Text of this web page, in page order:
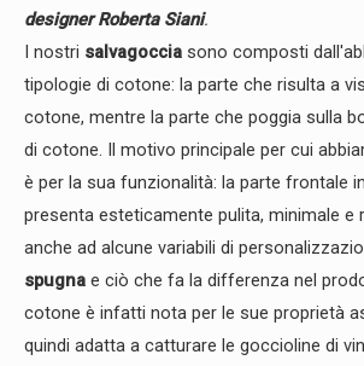
designer Roberta Siani.
I nostri salvagoccia sono composti
tipologie di cotone: la parte che risulta a
cotone, mentre la parte che poggia sulla
di cotone. Il motivo principale per cui
è per la sua funzionalità: la parte frontale
presenta esteticamente pulita, minimale e
anche ad alcune variabili di
spugna e ciò che fa la differenza nel
cotone è infatti nota per le sue proprietà
quindi adatta a catturare le goccioline di